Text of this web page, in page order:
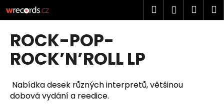
na
obsah
Hledat
ROCK-POP-
ROCK’N’ROLL LP
Nabídka desek různých interpretů, většinou
dobová vydání a reedice.
K
o
C
o
p
o